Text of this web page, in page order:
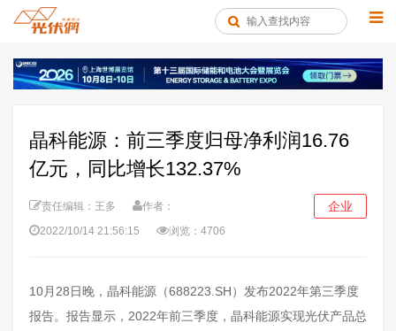
晶科能源：前三季度归母净利润16.76
亿元，同比增长132.37%
责任编辑：王多
作者：
2022/10/14 21:56:15
浏览：4706
企业
10月28日晚，晶科能源（688223.SH）发布2022年第三季度
报告。报告显示，2022年前三季度，晶科能源实现光伏产品总